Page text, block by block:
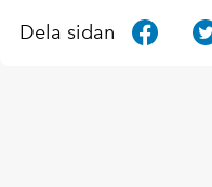
Dela sidan